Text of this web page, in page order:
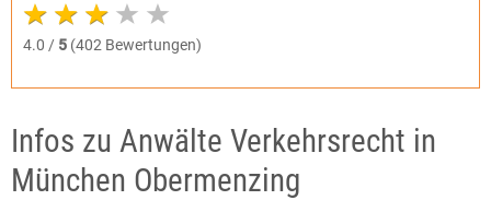
4.0 / 5 (402 Bewertungen)
Infos zu Anwälte Verkehrsrecht in
München Obermenzing